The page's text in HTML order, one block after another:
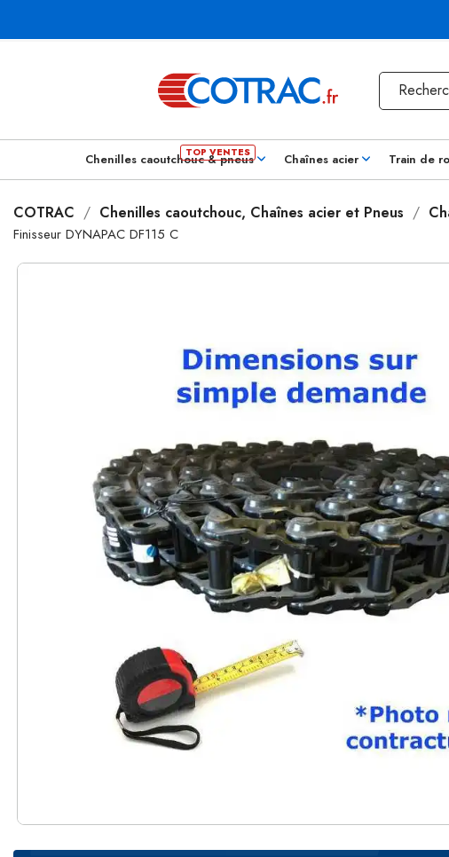
Chenilles caoutchouc & pneus Chaînes acier Train de
COTRAC Chenilles caoutchouc, Chaînes acier et Pneus
Finisseur DYNAPAC DF115 C